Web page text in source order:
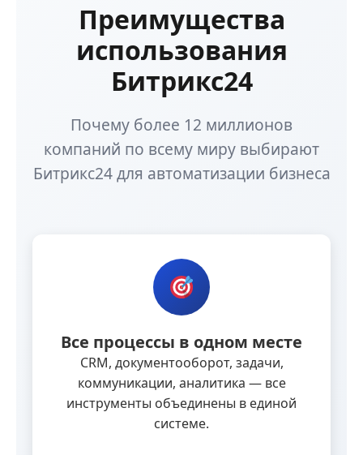
Преимущества
использования
Битрикс24
Почему более 12 миллионов
компаний по всему миру выбирают
Битрикс24 для автоматизации бизнеса
Все процессы в одном месте
CRM, документооборот, задачи,
коммуникации, аналитика — все
инструменты объединены в единой
системе.